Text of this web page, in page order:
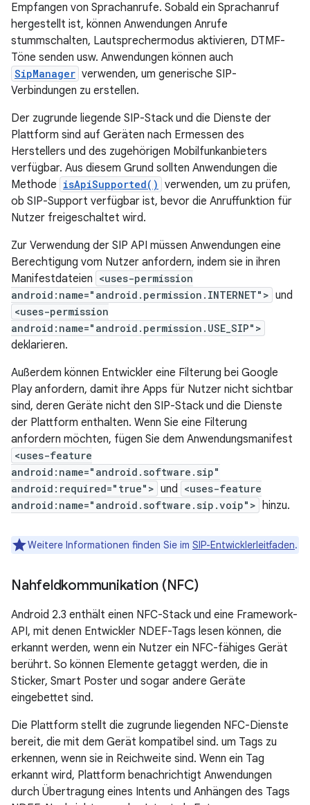
Empfangen von Sprachanrufe. Sobald ein Sprachanruf
hergestellt ist, können Anwendungen Anrufe
stummschalten, Lautsprechermodus aktivieren, DTMF-
Töne senden usw. Anwendungen können auch
SipManager verwenden, um generische SIP-
Verbindungen zu erstellen.
Der zugrunde liegende SIP-Stack und die Dienste der
Plattform sind auf Geräten nach Ermessen des
Herstellers und des zugehörigen Mobilfunkanbieters
verfügbar. Aus diesem Grund sollten Anwendungen die
Methode isApiSupported() verwenden, um zu prüfen,
ob SIP-Support verfügbar ist, bevor die Anruffunktion für
Nutzer freigeschaltet wird.
Zur Verwendung der SIP API müssen Anwendungen eine
Berechtigung vom Nutzer anfordern, indem sie in ihren
Manifestdateien <uses-permission
android:name="android.permission.INTERNET"> und
<uses-permission
android:name="android.permission.USE_SIP">
deklarieren.
Außerdem können Entwickler eine Filterung bei Google
Play anfordern, damit ihre Apps für Nutzer nicht sichtbar
sind, deren Geräte nicht den SIP-Stack und die Dienste
der Plattform enthalten. Wenn Sie eine Filterung
anfordern möchten, fügen Sie dem Anwendungsmanifest
<uses-feature
android:name="android.software.sip"
android:required="true"> und <uses-feature
android:name="android.software.sip.voip"> hinzu.
Weitere Informationen finden Sie im SIP-Entwicklerleitfaden.
Nahfeldkommunikation (NFC)
Android 2.3 enthält einen NFC-Stack und eine Framework-
API, mit denen Entwickler NDEF-Tags lesen können, die
erkannt werden, wenn ein Nutzer ein NFC-fähiges Gerät
berührt. So können Elemente getaggt werden, die in
Sticker, Smart Poster und sogar andere Geräte
eingebettet sind.
Die Plattform stellt die zugrunde liegenden NFC-Dienste
bereit, die mit dem Gerät kompatibel sind. um Tags zu
erkennen, wenn sie in Reichweite sind. Wenn ein Tag
erkannt wird, Plattform benachrichtigt Anwendungen
durch Übertragung eines Intents und Anhängen des Tags